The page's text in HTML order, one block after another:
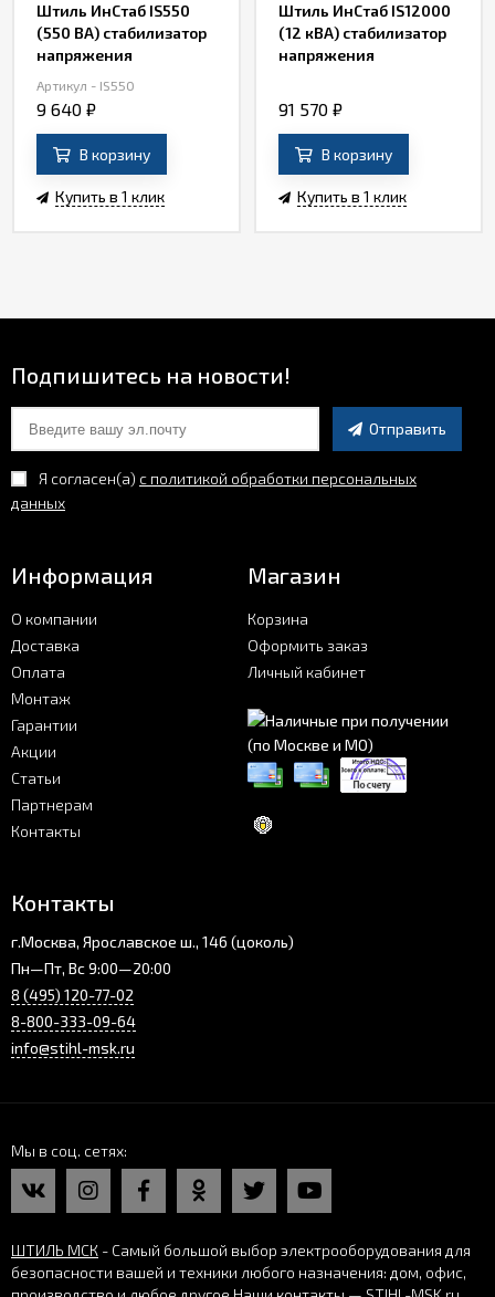
Штиль ИнСтаб IS550
(550 ВА) стабилизатор
напряжения
Артикул - IS550
9 640 ₽
В корзину
Купить в 1 клик
Штиль ИнСтаб IS12000
(12 кВА) стабилизатор
напряжения
91 570 ₽
В корзину
Купить в 1 клик
Подпишитесь на новости!
Отправить
Я согласен(a) с политикой обработки персональных
данных
Информация
О компании
Доставка
Оплата
Монтаж
Гарантии
Акции
Статьи
Партнерам
Контакты
Магазин
Корзина
Оформить заказ
Личный кабинет
Контакты
г.Москва, Ярославское ш., 146 (цоколь)
Пн—Пт, Вс 9:00—20:00
8 (495) 120-77-02
8-800-333-09-64
info@stihl-msk.ru
Мы в соц. сетях
ШТИЛЬ МСК - Самый большой выбор электрооборудования для
безопасности вашей и техники любого назначения: дом, офис,